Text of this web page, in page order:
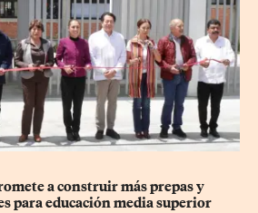
a construir más prepas y
para educación media superior